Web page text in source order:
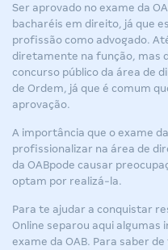
Ser aprovado no exame da
bacharéis em direito, já que
profissão como advogado.
diretamente na função, mas
concurso público da área de
de Ordem, já que é comum
aprovação.
A importância que o exame
profissionalizar na área de
da OABpode causar
optam por realizá-la.
Para te ajudar a conquistar
Online separou aqui
exame da OAB. Para saber